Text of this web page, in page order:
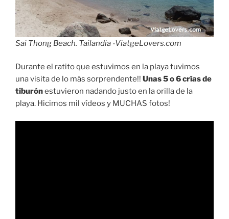
Sai Thong Beach. Tailandia -ViatgeLovers.com
Durante el ratito que estuvimos en la playa tuvimos
una visita de lo más sorprendente!! Unas 5 o 6 crías de
tiburónestuvieron nadando justo en la orilla de la
playa. Hicimos mil vídeos y MUCHAS fotos!